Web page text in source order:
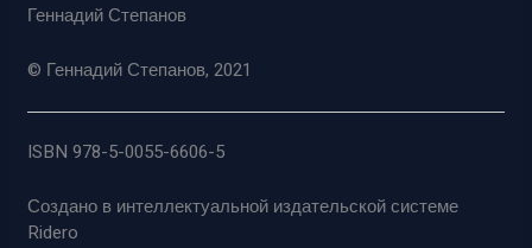
Геннадий Степанов
© Геннадий Степанов, 2021
ISBN 978-5-0055-6606-5
Создано в интеллектуальной издательской системе
Ridero